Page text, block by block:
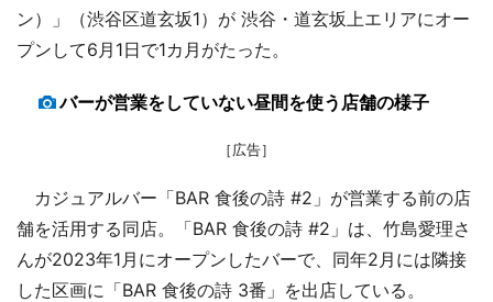
ン）」（渋谷区道玄坂1）が 渋谷・道玄坂上エリアにオー
プンして6月1日で1カ月がたった。
バーが営業をしていない昼間を使う店舗の様子
［広告］
カジュアルバー「BAR 食後の詩 #2」が営業する前の店
舗を活用する同店。「BAR 食後の詩 #2」は、竹島愛理さ
んが2023年1月にオープンしたバーで、同年2月には隣接
した区画に「BAR 食後の詩 3番」を出店している。